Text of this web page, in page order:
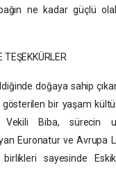
ne kadar güçlü
TEŞEKKÜRLER
doğaya sahip
gösterilen bir yaşam
Biba, sürecin
Euronatur ve Avrupa
sayesinde